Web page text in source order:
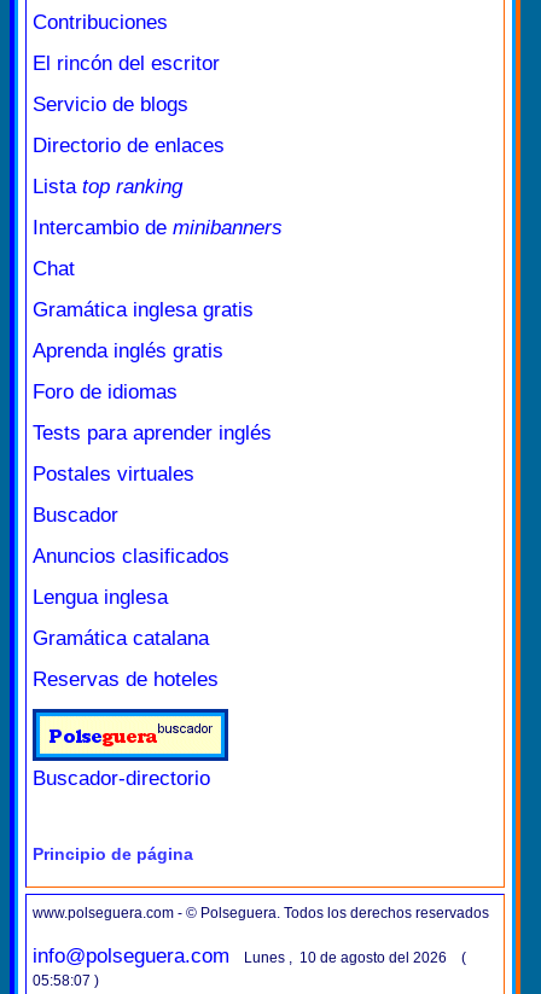
Contribuciones
El rincón del escritor
Servicio de blogs
Directorio de enlaces
Lista top ranking
Intercambio de minibanners
Chat
Gramática inglesa gratis
Aprenda inglés gratis
Foro de idiomas
Tests para aprender inglés
Postales virtuales
Buscador
Anuncios clasificados
Lengua inglesa
Gramática catalana
Reservas de hoteles
Buscador-directorio
Principio de página
www.polseguera.com - © Polseguera. Todos los derechos reservados
info@polseguera.com
Lunes , 10 de agosto del 2026 (
05:58:07 )